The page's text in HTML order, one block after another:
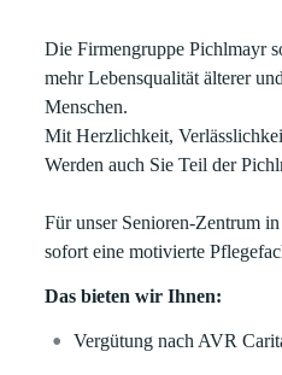
Die Firmengruppe Pichlmayr
mehr Lebensqualität älterer
Menschen.
Mit Herzlichkeit,
Werden auch Sie Teil der
Für unser Senioren-Zentrum
sofort eine motivierte
Das bieten wir Ihnen:
Vergütung nach AVR